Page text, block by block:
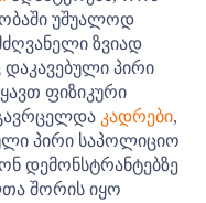
უშუალოდ
ზვიად
პირი
ფიზიკური
კადრები,
პირი საპოლიციო
დემონსტრანტებზე
შორის იყო